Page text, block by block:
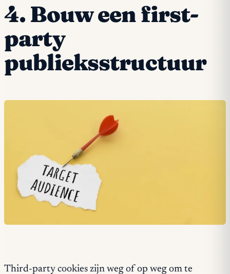
4. Bouw een first-
party
publieksstructuur
Third-party cookies zijn weg of op weg om te